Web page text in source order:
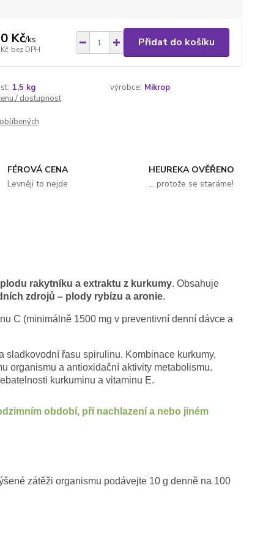
Kč/ks
bez DPH
Přidat do košíku
1,5 kg výrobce: Mikrop
/ dostupnost
FÉROVÁ CENA
Levněji to nejde
HEUREKA OVĚŘENO
... protože se staráme!
rakytníku a extraktu z kurkumy. Obsahuje
zdrojů – plody rybízu a aronie.
C (minimálně 1500 mg v preventivní denní dávce a
sladkovodní řasu spirulinu. Kombinace kurkumy,
organismu a antioxidační aktivity metabolismu.
kurkuminu a vitaminu E.
období, při nachlazení a nebo jiném
zátěži organismu podávejte 10 g denně na 100